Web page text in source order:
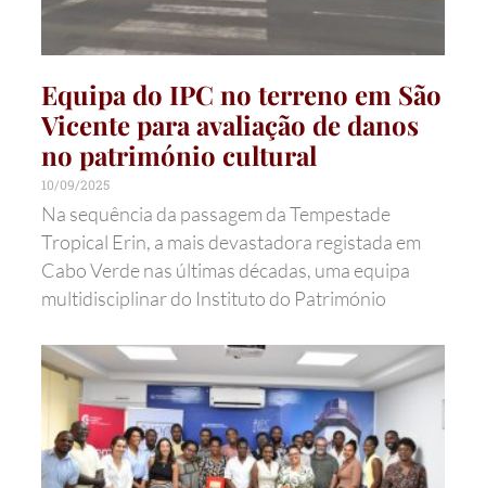
Equipa do IPC no terreno em São
Vicente para avaliação de danos
no património cultural
10/09/2025
Na sequência da passagem da Tempestade
Tropical Erin, a mais devastadora registada em
Cabo Verde nas últimas décadas, uma equipa
multidisciplinar do Instituto do Património